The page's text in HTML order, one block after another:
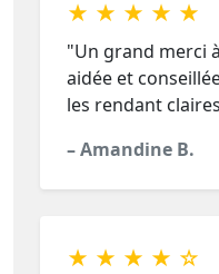
★ ★ ★ ★ ★
"Un grand merci
aidée et
les rendant
– Amandine B.
★ ★ ★ ★ ☆